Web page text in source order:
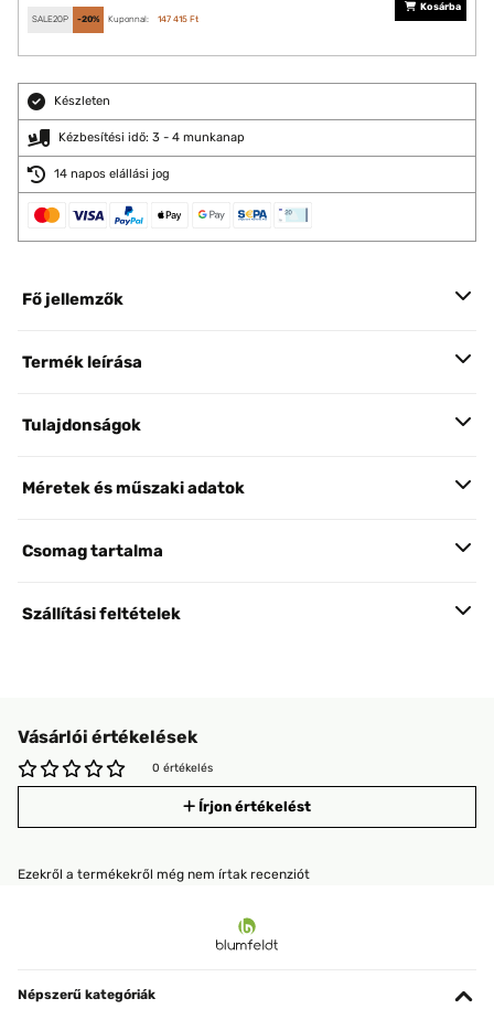
SALE20P -20% Kuponnal: 147 415 Ft
Kosárba
Készleten
Kézbesítési idő: 3 - 4 munkanap
14 napos elállási jog
Fő jellemzők
Termék leírása
Tulajdonságok
Méretek és műszaki adatok
Csomag tartalma
Szállítási feltételek
Vásárlói értékelések
0 értékelés
Írjon értékelést
Ezekről a termékekről még nem írtak recenziót
Népszerű kategóriák